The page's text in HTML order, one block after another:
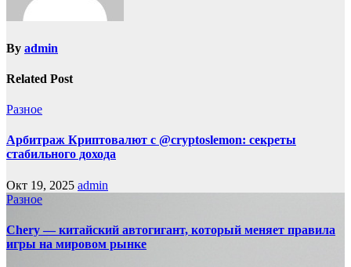
By admin
Related Post
Разное
Арбитраж Криптовалют с @cryptoslemon: секреты
стабильного дохода
Окт 19, 2025 admin
Разное
Chery — китайский автогигант, который меняет правила
игры на мировом рынке